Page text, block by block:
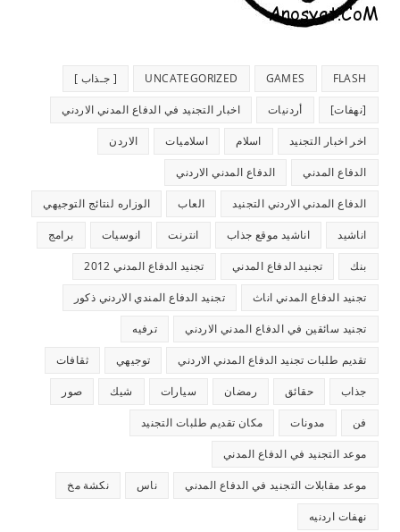
FLASH
GAMES
UNCATEGORIZED [ جـذاب ]
[نهفات] أردنيات اخبار التجنيد في الدفاع المدني الاردني
اخر اخبار التجنيد اسلام اسلاميات الاردن
الدفاع المدني الدفاع المدني الاردني
الدفاع المدني الاردني التجنيد العاب الوزاره لنتائج التوجيهي
اناشيد اناشيد موقع جذاب انترنت انوسيات برامج
بنك تجنيد الدفاع المدني تجنيد الدفاع المدني 2012
تجنيد الدفاع المدني اناث تجنيد الدفاع المندي الاردني ذكور
تجنيد سائقين في الدفاع المدني الاردني ترفيه
تقديم طلبات تجنيد الدفاع المدني الاردني توجيهي ثقافات
جذاب حقائق رمضان سيارات شيك صور
فن مدونات مكان تقديم طلبات التجنيد
موعد التجنيد في الدفاع المدني
موعد مقابلات التجنيد في الدفاع المدني ناس نكشة مخ
نهفات اردنيه